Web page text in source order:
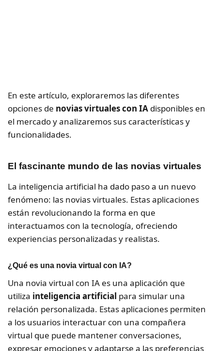
En este artículo, exploraremos las diferentes
opciones de novias virtuales con IA disponibles en
el mercado y analizaremos sus características y
funcionalidades.
El fascinante mundo de las novias virtuales
La inteligencia artificial ha dado paso a un nuevo
fenómeno: las novias virtuales. Estas aplicaciones
están revolucionando la forma en que
interactuamos con la tecnología, ofreciendo
experiencias personalizadas y realistas.
¿Qué es una novia virtual con IA?
Una novia virtual con IA es una aplicación que
utiliza inteligencia artificial para simular una
relación personalizada. Estas aplicaciones permiten
a los usuarios interactuar con una compañera
virtual que puede mantener conversaciones,
expresar emociones y adaptarse a las preferencias